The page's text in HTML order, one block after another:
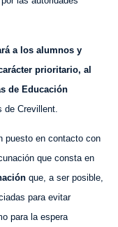
a los alumnos y
prioritario, a
de Educación
Crevillent.
puesto en contacto con
que consta en
que, a ser posible,
para evitar
para la espera